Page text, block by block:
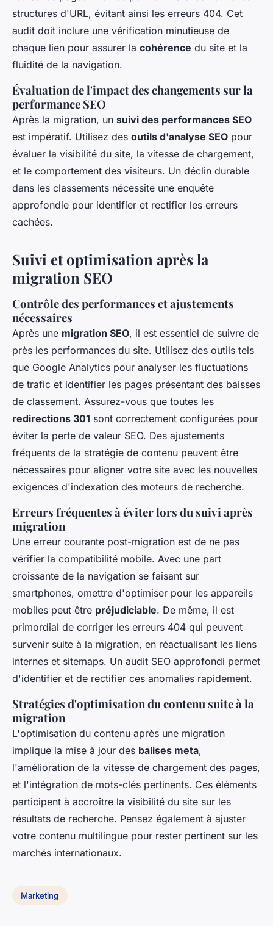
structures d'URL, évitant ainsi les erreurs 404. Cet
audit doit inclure une vérification minutieuse de
chaque lien pour assurer la cohérence du site et la
fluidité de la navigation.
Évaluation de l'impact des changements sur la
performance SEO
Après la migration, un suivi des performances SEO
est impératif. Utilisez des outils d'analyse SEO pour
évaluer la visibilité du site, la vitesse de chargement,
et le comportement des visiteurs. Un déclin durable
dans les classements nécessite une enquête
approfondie pour identifier et rectifier les erreurs
cachées.
Suivi et optimisation après la
migration SEO
Contrôle des performances et ajustements
nécessaires
Après une migration SEO, il est essentiel de suivre de
près les performances du site. Utilisez des outils tels
que Google Analytics pour analyser les fluctuations
de trafic et identifier les pages présentant des baisses
de classement. Assurez-vous que toutes les
redirections 301 sont correctement configurées pour
éviter la perte de valeur SEO. Des ajustements
fréquents de la stratégie de contenu peuvent être
nécessaires pour aligner votre site avec les nouvelles
exigences d'indexation des moteurs de recherche.
Erreurs fréquentes à éviter lors du suivi après
migration
Une erreur courante post-migration est de ne pas
vérifier la compatibilité mobile. Avec une part
croissante de la navigation se faisant sur
smartphones, omettre d'optimiser pour les appareils
mobiles peut être préjudiciable. De même, il est
primordial de corriger les erreurs 404 qui peuvent
survenir suite à la migration, en réactualisant les liens
internes et sitemaps. Un audit SEO approfondi permet
d'identifier et de rectifier ces anomalies rapidement.
Stratégies d'optimisation du contenu suite à la
migration
L'optimisation du contenu après une migration
implique la mise à jour des balises meta,
l'amélioration de la vitesse de chargement des pages,
et l'intégration de mots-clés pertinents. Ces éléments
participent à accroître la visibilité du site sur les
résultats de recherche. Pensez également à ajuster
votre contenu multilingue pour rester pertinent sur les
marchés internationaux.
Marketing